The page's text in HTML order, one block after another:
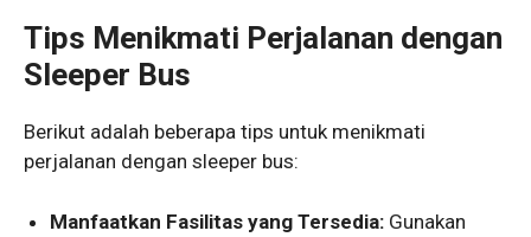
Tips Menikmati Perjalanan dengan
Sleeper Bus
Berikut adalah beberapa tips untuk menikmati
perjalanan dengan sleeper bus:
Manfaatkan Fasilitas yang Tersedia: Gunakan